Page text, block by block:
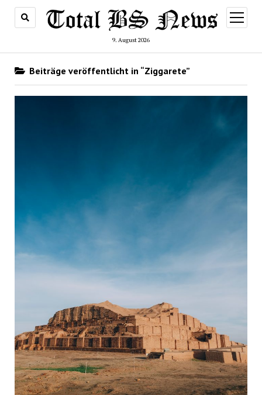
9. August 2026
Menü
öffnen
Beiträge veröffentlicht in “Ziggarete”